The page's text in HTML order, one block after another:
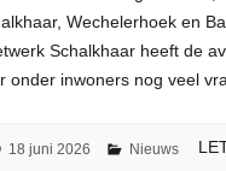
Wechelerhoek en
Schalkhaar heeft de
onder inwoners nog veel
18 juni 2026 Nieuws